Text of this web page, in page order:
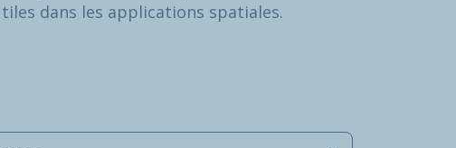
dans les applications spatiales.